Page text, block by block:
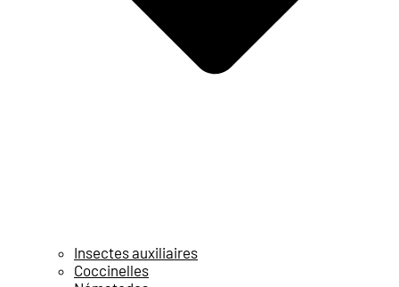
Insectes auxiliaires
Coccinelles